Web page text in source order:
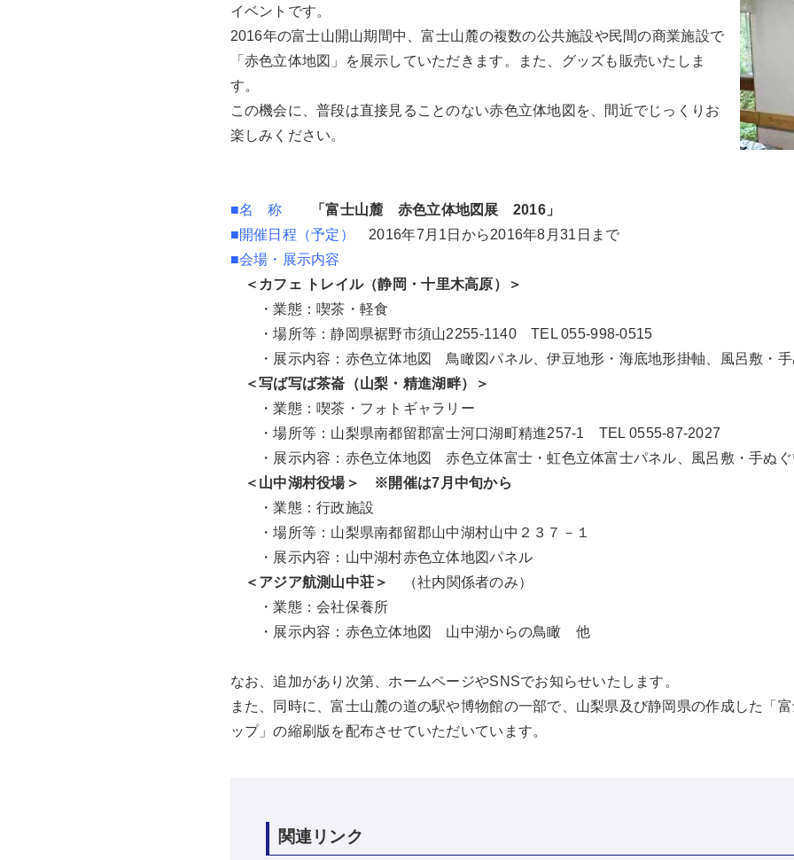
イベントです。
2016年の富士山開山期間中、富士山麓の複数の公共施設や民間の商業施設で
「赤色立体地図」を展示していただきます。また、グッズも販売いたしま
す。
この機会に、普段は直接見ることのない赤色立体地図を、間近でじっくりお
楽しみください。
■名 称
「富士山麓 赤色立体地図展 2016」
■開催日程（予定） 2016年7月1日から2016年8月31日まで
■会場・展示内容
＜カフェ トレイル（静岡・十里木高原）＞
・業態：喫茶・軽食
・場所等：静岡県裾野市須山2255-1140 TEL 055-998-0515
・展示内容：赤色立体地図 鳥瞰図パネル、伊豆地形・海底地形掛軸、風呂敷・手
＜写ば写ば茶崙（山梨・精進湖畔）＞
・業態：喫茶・フォトギャラリー
・場所等：山梨県南都留郡富士河口湖町精進257-1 TEL 0555-87-2027
・展示内容：赤色立体地図 赤色立体富士・虹色立体富士パネル、風呂敷・手ぬぐ
＜山中湖村役場＞ ※開催は7月中旬から
・業態：行政施設
・場所等：山梨県南都留郡山中湖村山中２３７－１
・展示内容：山中湖村赤色立体地図パネル
＜アジア航測山中荘＞
（社内関係者のみ）
・業態：会社保養所
・展示内容：赤色立体地図 山中湖からの鳥瞰 他
なお、追加があり次第、ホームページやSNSでお知らせいたします。
また、同時に、富士山麓の道の駅や博物館の一部で、山梨県及び静岡県の作成した「
ップ」の縮刷版を配布させていただいています。
関連リンク